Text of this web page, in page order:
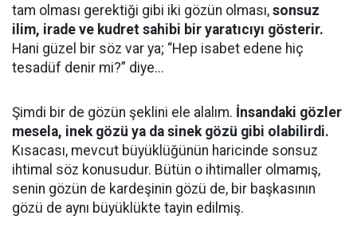
tam olması gerektiği gibi iki gözün olması, sonsuz
ilim, irade ve kudret sahibi bir yaratıcıyı gösterir.
Hani güzel bir söz var ya; “Hep isabet edene hiç
tesadüf denir mi?” diye...
Şimdi bir de gözün şeklini ele alalım. İnsandaki gözler
mesela, inek gözü ya da sinek gözü gibi olabilirdi.
Kısacası, mevcut büyüklüğünün haricinde sonsuz
ihtimal söz konusudur. Bütün o ihtimaller olmamış,
senin gözün de kardeşinin gözü de, bir başkasının
gözü de aynı büyüklükte tayin edilmiş.